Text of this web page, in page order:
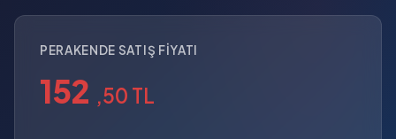
PERAKENDE SATIŞ FIYATI
152 ,50 TL